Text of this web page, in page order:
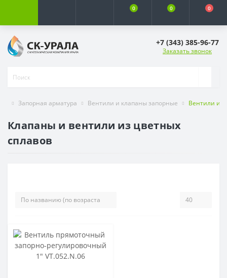
0 0 0
+7 (343) 385-96-77
Заказать звонок
Запорная арматура Вентили и клапаны запорные Вентили и
Клапаны и вентили из цветных
сплавов